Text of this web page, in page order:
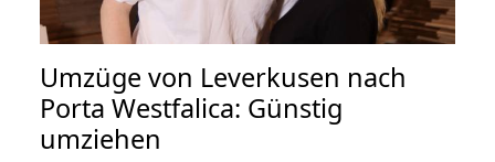
Umzüge von Leverkusen nach
Porta Westfalica: Günstig
umziehen